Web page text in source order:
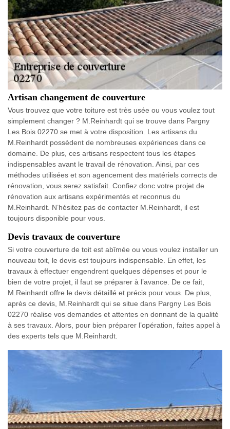
Artisan changement de couverture
Vous trouvez que votre toiture est très usée ou vous voulez tout
simplement changer ? M.Reinhardt qui se trouve dans Pargny
Les Bois 02270 se met à votre disposition. Les artisans du
M.Reinhardt possèdent de nombreuses expériences dans ce
domaine. De plus, ces artisans respectent tous les étapes
indispensables avant le travail de rénovation. Ainsi, par ces
méthodes utilisées et son agencement des matériels corrects de
rénovation, vous serez satisfait. Confiez donc votre projet de
rénovation aux artisans expérimentés et reconnus du
M.Reinhardt. N’hésitez pas de contacter M.Reinhardt, il est
toujours disponible pour vous.
Devis travaux de couverture
Si votre couverture de toit est abîmée ou vous voulez installer un
nouveau toit, le devis est toujours indispensable. En effet, les
travaux à effectuer engendrent quelques dépenses et pour le
bien de votre projet, il faut se préparer à l’avance. De ce fait,
M.Reinhardt offre le devis détaillé et précis pour vous. De plus,
après ce devis, M.Reinhardt qui se situe dans Pargny Les Bois
02270 réalise vos demandes et attentes en donnant de la qualité
à ses travaux. Alors, pour bien préparer l’opération, faites appel à
des experts tels que M.Reinhardt.